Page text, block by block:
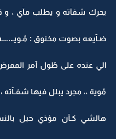
يحرك شفآته و يطلب مآي ، و
ضـآيعه بصوت مخنوق :
الي عنده على طُول آمر
مُوية ،، مجرد يبلل فيها شفـآته
هالشي كـآن مؤذي حيل